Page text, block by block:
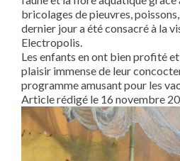
bricolages de pieuvres,
dernier jour a été consacré à la
Electropolis.
Les enfants en ont bien profité
plaisir immense de leur
programme amusant pour les
Article rédigé le 16 novembre